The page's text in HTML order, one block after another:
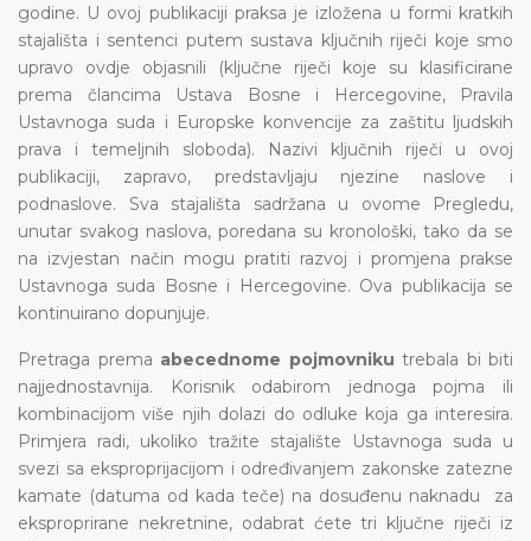
godine. U ovoj publikaciji praksa je izložena u formi kratkih
stajališta i sentenci putem sustava ključnih riječi koje smo
upravo ovdje objasnili (ključne riječi koje su klasificirane
prema člancima Ustava Bosne i Hercegovine, Pravila
Ustavnoga suda i Europske konvencije za zaštitu ljudskih
prava i temeljnih sloboda). Nazivi ključnih riječi u ovoj
publikaciji, zapravo, predstavljaju njezine naslove i
podnaslove. Sva stajališta sadržana u ovome Pregledu,
unutar svakog naslova, poredana su kronološki, tako da se
na izvjestan način mogu pratiti razvoj i promjena prakse
Ustavnoga suda Bosne i Hercegovine. Ova publikacija se
kontinuirano dopunjuje.
Pretraga prema abecednome pojmovniku trebala bi biti
najjednostavnija. Korisnik odabirom jednoga pojma ili
kombinacijom više njih dolazi do odluke koja ga interesira.
Primjera radi, ukoliko tražite stajalište Ustavnoga suda u
svezi sa eksproprijacijom i određivanjem zakonske zatezne
kamate (datuma od kada teče) na dosuđenu naknadu za
eksproprirane nekretnine, odabrat ćete tri ključne riječi iz